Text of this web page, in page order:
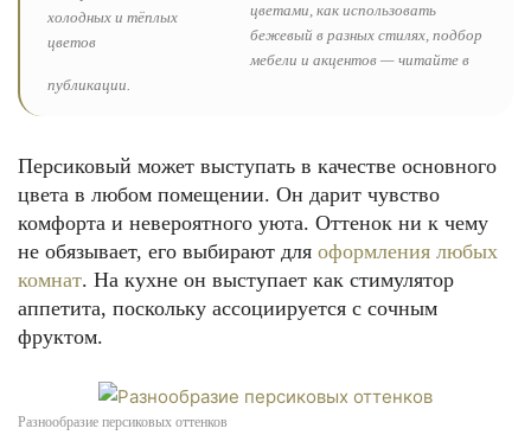
цветами, как использовать
бежевый в разных стилях, подбор
мебели и акцентов — читайте в
публикации.
Персиковый может выступать в качестве основного
цвета в любом помещении. Он дарит чувство
комфорта и невероятного уюта. Оттенок ни к чему
не обязывает, его выбирают для оформления любых
комнат. На кухне он выступает как стимулятор
аппетита, поскольку ассоциируется с сочным
фруктом.
Разнообразие персиковых оттенков